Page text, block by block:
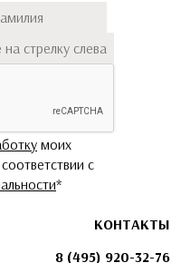
моих
с
*
КОНТАКТЫ
8 (495) 920-32-76